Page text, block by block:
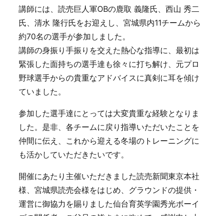
講師には、読売巨人軍OBの鹿取 義隆氏、西山 秀二
氏、清水 隆行氏をお迎えし、宮城県内11チームから
約70名の選手が参加しました。
講師の身振り手振りを交えた熱心な指導に、最初は
緊張した面持ちの選手達も徐々に打ち解け、元プロ
野球選手からの貴重なアドバイスに真剣に耳を傾け
ていました。
参加した選手達にとっては大変貴重な経験となりま
した。是非、各チームに戻り指導いただいたことを
仲間に伝え、これから迎える冬場のトレーニングに
も活かしていただきたいです。
開催にあたり主催いただきました読売新聞東京本社
様、宮城県読売会様をはじめ、グラウンドの提供・
運営に御協力を賜りました仙台育英学園秀光ボーイ